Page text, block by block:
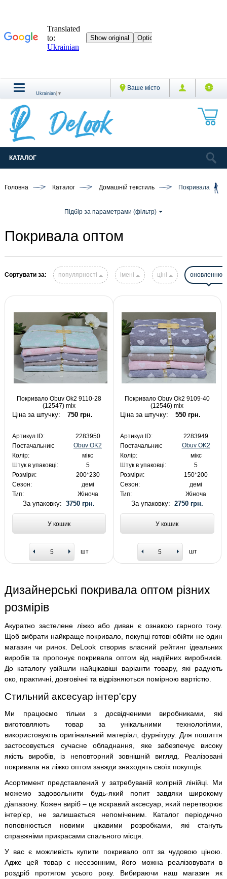
Ваше місто
Ukrainian ▼
КАТАЛОГ
Головна Каталог Домашній текстиль Покривала
Підбір за параметрами (фільтр)
Покривала оптом
Сортувати за: популярності імені ціні оновленню
Покривало Obuv Ok2 9110-28
(12547) mix
Ціна за штучку: 750 грн.
Артикул ID:
2283950
Постачальник:
Obuv OK2
Колір:
мікс
Штук в упаковці:
5
Розміри:
200*230
Сезон:
демі
Тип:
Жіноча
За упаковку:3750 грн.
У кошик
шт
Покривало Obuv Ok2 9109-40
(12546) mix
Ціна за штучку: 550 грн.
Артикул ID:
2283949
Постачальник:
Obuv OK2
Колір:
мікс
Штук в упаковці:
5
Розміри:
150*200
Сезон:
демі
Тип:
Жіноча
За упаковку: 2750 грн.
У кошик
шт
Дизайнерські покривала оптом різних
розмірів
Акуратно застелене ліжко або диван є ознакою гарного тону.
Щоб вибрати найкраще покривало, покупці готові обійти не один
магазин чи ринок. DeLook створив власний рейтинг ідеальних
виробів та пропонує покривала оптом від надійних виробників.
До каталогу увійшли найцікавіші варіанти товару, які радують
око, практичні, довговічні та відрізняються помірною вартістю.
Стильний аксесуар інтер'єру
Ми працюємо тільки з досвідченими виробниками, які
виготовляють товар за унікальними технологіями,
використовують оригінальний матеріал, фурнітуру. Для пошиття
застосовується сучасне обладнання, яке забезпечує високу
якість виробів, із неповторний зовнішній вигляд. Реалізовані
покривала на ліжко оптом завжди знаходять своїх покупців.
Асортимент представлений у затребуваній колірній лінійці. Ми
можемо задовольнити будь-який попит завдяки широкому
діапазону. Кожен виріб – це яскравий аксесуар, який перетворює
інтер'єр, не залишається непоміченим. Каталог періодично
поповнюється новими цікавими розробками, які стануть
справжніми прикрасами спального місця.
У вас є можливість купити покривало опт за чудовою ціною.
Адже цей товар є несезонним, його можна реалізовувати в
роздріб протягом усього року. Вибираючи наш магазин як